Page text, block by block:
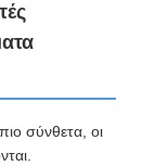
σύνθετα, οι